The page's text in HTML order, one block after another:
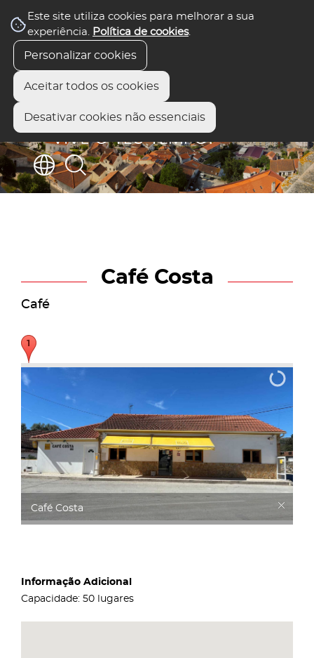
Este site utiliza cookies para melhorar a sua
experiência. Política de cookies.
Personalizar cookies
Aceitar todos os cookies
Desativar cookies não essenciais
Café Costa
Café
Café Costa
Informação Adicional
Capacidade: 50 lugares